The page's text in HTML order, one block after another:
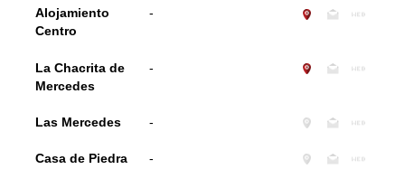
Alojamiento
Centro
-
La Chacrita de
Mercedes
-
Las Mercedes -
Casa de Piedra -